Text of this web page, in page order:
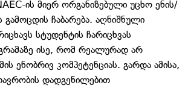
ის მიერ ორგანიზებული უცხო ენის/
ჩაბარება. აღნიშნული
სტუდენტის ჩარიცხვას
ისე, რომ რეალურად არ
ენობრივ კომპეტენციას. გარდა ამისა,
დადგენილებით